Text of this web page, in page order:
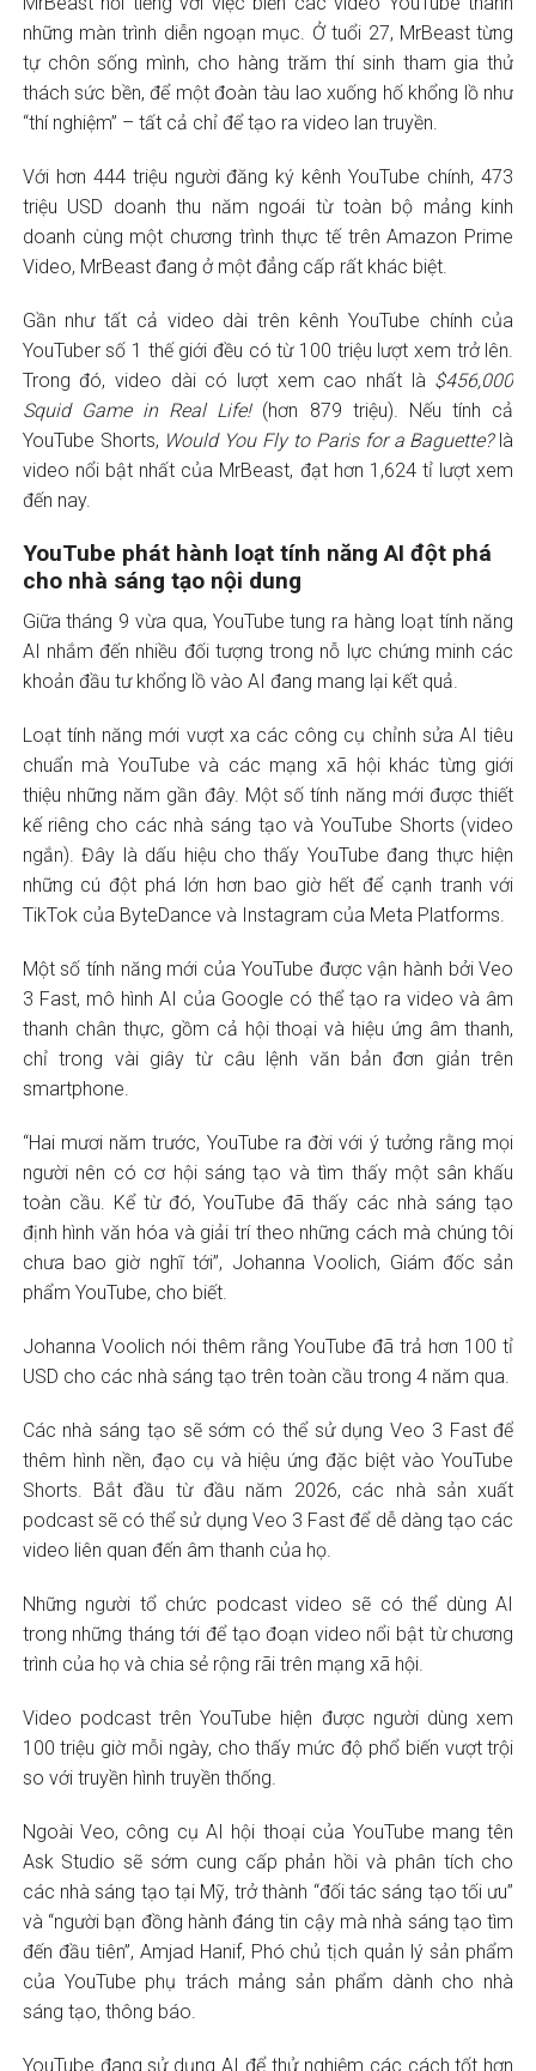
những màn trình diễn ngoạn mục. Ở tuổi 27, MrBeast từng
tự chôn sống mình, cho hàng trăm thí sinh tham gia thử
thách sức bền, để một đoàn tàu lao xuống hố khổng lồ như
“thí nghiệm” – tất cả chỉ để tạo ra video lan truyền.
Với hơn 444 triệu người đăng ký kênh YouTube chính, 473
triệu USD doanh thu năm ngoái từ toàn bộ mảng kinh
doanh cùng một chương trình thực tế trên Amazon Prime
Video, MrBeast đang ở một đẳng cấp rất khác biệt.
Gần như tất cả video dài trên kênh YouTube chính của
YouTuber số 1 thế giới đều có từ 100 triệu lượt xem trở lên.
Trong đó, video dài có lượt xem cao nhất là $456,000
Squid Game in Real Life! (hơn 879 triệu). Nếu tính cả
YouTube Shorts, Would You Fly to Paris for a Baguette?là
video nổi bật nhất của MrBeast, đạt hơn 1,624 tỉ lượt xem
đến nay.
YouTube phát hành loạt tính năng AI đột phá
cho nhà sáng tạo nội dung
Giữa tháng 9 vừa qua, YouTube tung ra hàng loạt tính năng
AI nhắm đến nhiều đối tượng trong nỗ lực chứng minh các
khoản đầu tư khổng lồ vào AI đang mang lại kết quả.
Loạt tính năng mới vượt xa các công cụ chỉnh sửa AI tiêu
chuẩn mà YouTube và các mạng xã hội khác từng giới
thiệu những năm gần đây. Một số tính năng mới được thiết
kế riêng cho các nhà sáng tạo và YouTube Shorts (video
ngắn). Đây là dấu hiệu cho thấy YouTube đang thực hiện
những cú đột phá lớn hơn bao giờ hết để cạnh tranh với
TikTok của ByteDance và Instagram của Meta Platforms.
Một số tính năng mới của YouTube được vận hành bởi Veo
3 Fast, mô hình AI của Google có thể tạo ra video và âm
thanh chân thực, gồm cả hội thoại và hiệu ứng âm thanh,
chỉ trong vài giây từ câu lệnh văn bản đơn giản trên
smartphone.
“Hai mươi năm trước, YouTube ra đời với ý tưởng rằng mọi
người nên có cơ hội sáng tạo và tìm thấy một sân khấu
toàn cầu. Kể từ đó, YouTube đã thấy các nhà sáng tạo
định hình văn hóa và giải trí theo những cách mà chúng tôi
chưa bao giờ nghĩ tới”, Johanna Voolich, Giám đốc sản
phẩm YouTube, cho biết.
Johanna Voolich nói thêm rằng YouTube đã trả hơn 100 tỉ
USD cho các nhà sáng tạo trên toàn cầu trong 4 năm qua.
Các nhà sáng tạo sẽ sớm có thể sử dụng Veo 3 Fast để
thêm hình nền, đạo cụ và hiệu ứng đặc biệt vào YouTube
Shorts. Bắt đầu từ đầu năm 2026, các nhà sản xuất
podcast sẽ có thể sử dụng Veo 3 Fast để dễ dàng tạo các
video liên quan đến âm thanh của họ.
Những người tổ chức podcast video sẽ có thể dùng AI
trong những tháng tới để tạo đoạn video nổi bật từ chương
trình của họ và chia sẻ rộng rãi trên mạng xã hội.
Video podcast trên YouTube hiện được người dùng xem
100 triệu giờ mỗi ngày, cho thấy mức độ phổ biến vượt trội
so với truyền hình truyền thống.
Ngoài Veo, công cụ AI hội thoại của YouTube mang tên
Ask Studio sẽ sớm cung cấp phản hồi và phân tích cho
các nhà sáng tạo tại Mỹ, trở thành “đối tác sáng tạo tối ưu”
và “người bạn đồng hành đáng tin cậy mà nhà sáng tạo tìm
đến đầu tiên”, Amjad Hanif, Phó chủ tịch quản lý sản phẩm
của YouTube phụ trách mảng sản phẩm dành cho nhà
sáng tạo, thông báo.
YouTube đang sử dụng AI để thử nghiệm các cách tốt hơn